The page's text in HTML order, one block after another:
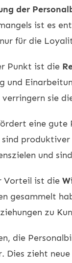
der
ist es
für die
Punkt ist die
und
sie
eine gute
produktiver
und
Vorteil ist die
gesammelt
zu
die
Dies zieht